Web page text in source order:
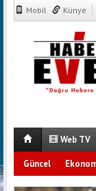
Mobil Künye
Web TV
Güncel